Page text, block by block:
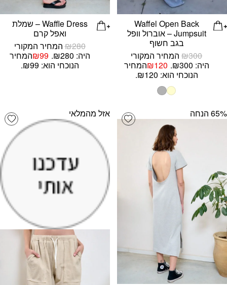
Waffel Open Back
Jumpsuit – אוברול וופל
בגב חשוף
₪300
המחיר המקורי
היה: ₪300.
₪120
המחיר
הנוכחי הוא: ₪120.
Waffle Dress – שמלת
ואפל קרם
₪280
המחיר המקורי
היה: ₪280.
₪99
המחיר
הנוכחי הוא: ₪99.
Add wishlist ‫65% הנחה אזל מהמלאי